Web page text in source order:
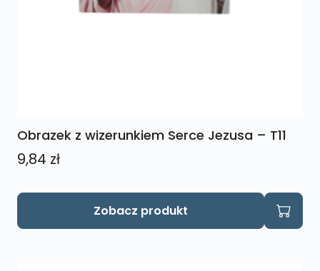
Obrazek z wizerunkiem Serce Jezusa – T11
9,84 zł
Zobacz produkt